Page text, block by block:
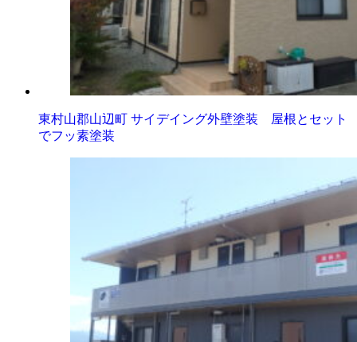
東村山郡山辺町 サイデイング外壁塗装 屋根とセット
でフッ素塗装